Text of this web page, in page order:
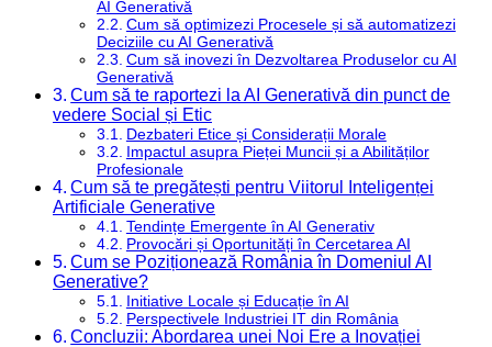
AI Generativă
Cum să optimizezi Procesele și să automatizezi
Deciziile cu AI Generativă
Cum să inovezi în Dezvoltarea Produselor cu AI
Generativă
Cum să te raportezi la AI Generativă din punct de
vedere Social și Etic
Dezbateri Etice și Considerații Morale
Impactul asupra Pieței Muncii și a Abilităților
Profesionale
Cum să te pregătești pentru Viitorul Inteligenței
Artificiale Generative
Tendințe Emergente în AI Generativ
Provocări și Oportunități în Cercetarea AI
Cum se Poziționează România în Domeniul AI
Generative?
Initiative Locale și Educație în AI
Perspectivele Industriei IT din România
Concluzii: Abordarea unei Noi Ere a Inovației